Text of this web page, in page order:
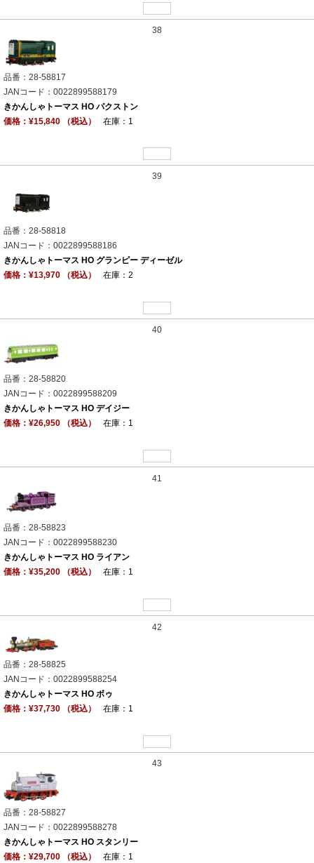
38
品番：28-58817
JANコード：0022899588179
きかんしゃトーマス HO パクストン
価格：¥15,840 （税込）
在庫：1
39
品番：28-58818
JANコード：0022899588186
きかんしゃトーマス HO グランピー ディーゼル
価格：¥13,970 （税込）
在庫：2
40
品番：28-58820
JANコード：0022899588209
きかんしゃトーマス HO デイジー
価格：¥26,950 （税込）
在庫：1
41
品番：28-58823
JANコード：0022899588230
きかんしゃトーマス HO ライアン
価格：¥35,200 （税込）
在庫：1
42
品番：28-58825
JANコード：0022899588254
きかんしゃトーマス HO ボゥ
価格：¥37,730 （税込）
在庫：1
43
品番：28-58827
JANコード：0022899588278
きかんしゃトーマス HO スタンリー
価格：¥29,700 （税込）
在庫：1